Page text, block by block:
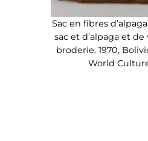
Sac en fibres
sac et d’alpaga et
broderie. 1970,
World